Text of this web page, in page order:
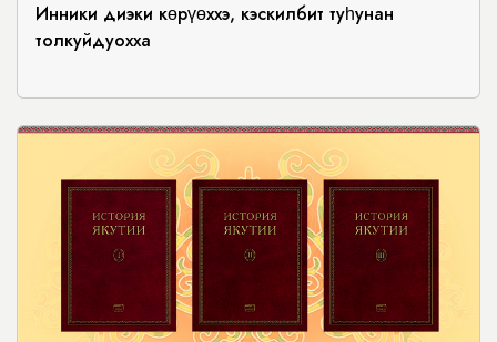
Инники диэки көрүөххэ, кэскилбит туһунан
толкуйдуохха